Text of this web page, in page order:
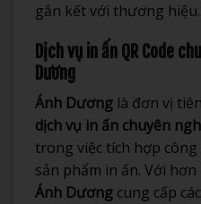
gắn kết với thương hiệu.
Dịch vụ in ấn QR Code
Dương
Ánh Dương là đơn vị
dịch vụ in ấn chuyên
trong việc tích hợp công
sản phẩm in ấn. Với
Ánh Dương cung cấp